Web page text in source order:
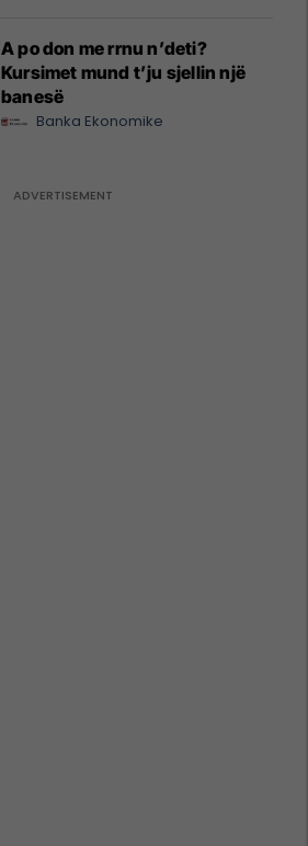
A po don me rrnu n’deti?
Kursimet mund t’ju sjellin një
banesë
Banka Ekonomike